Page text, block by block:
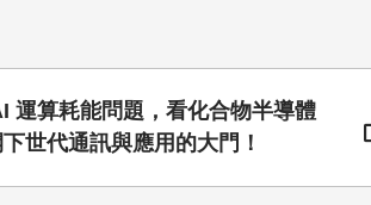
運算耗能問題，看化合物半導體
世代通訊與應用的大門！